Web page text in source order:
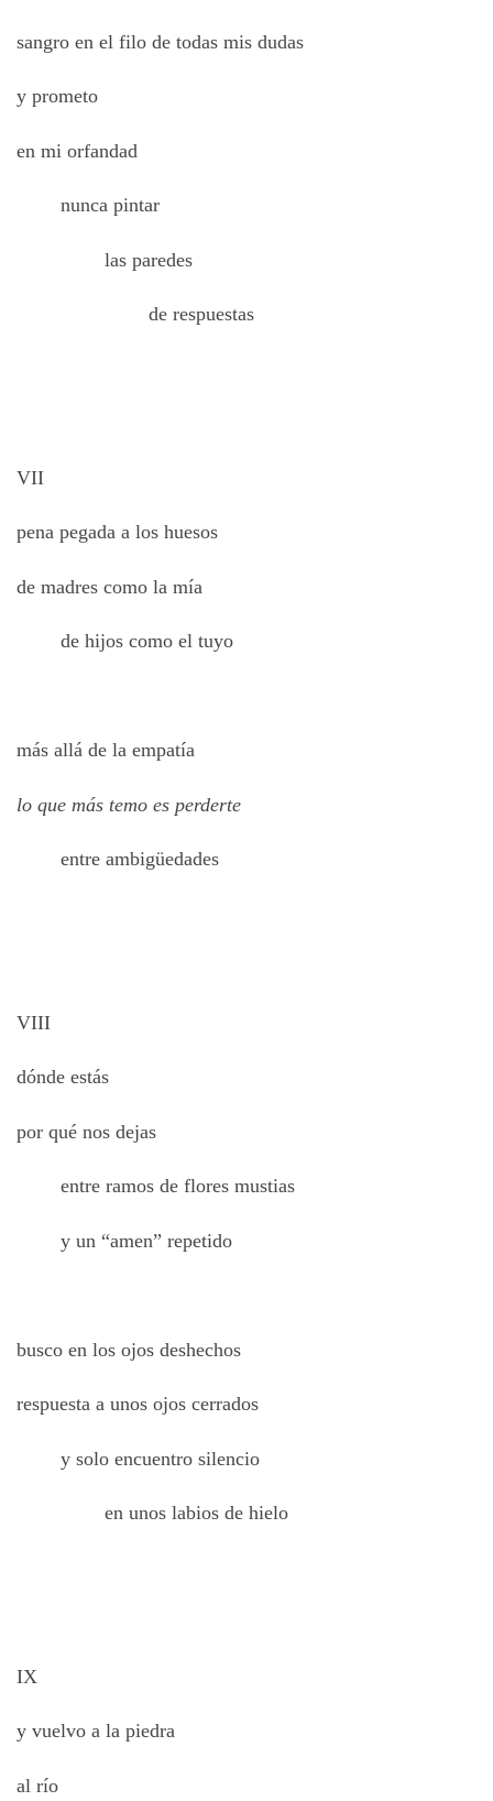
sangro en el filo de todas mis dudas
y prometo
en mi orfandad
nunca pintar
las paredes
de respuestas
VII
pena pegada a los huesos
de madres como la mía
de hijos como el tuyo
más allá de la empatía
lo que más temo es perderte
entre ambigüedades
VIII
dónde estás
por qué nos dejas
entre ramos de flores mustias
y un “amen” repetido
busco en los ojos deshechos
respuesta a unos ojos cerrados
y solo encuentro silencio
en unos labios de hielo
IX
y vuelvo a la piedra
al río